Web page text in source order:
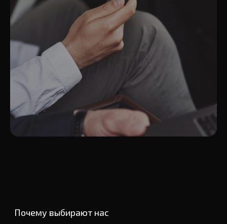
Почему выбирают нас